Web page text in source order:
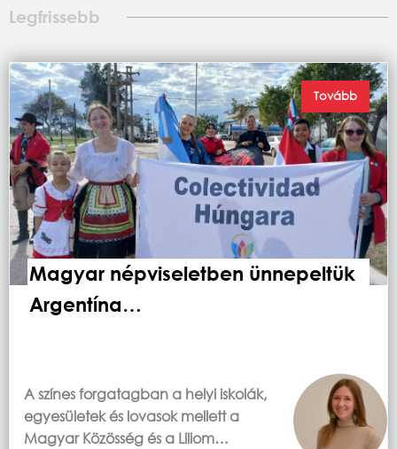
Legfrissebb
Magyar népviseletben ünnepeltük
Argentína…
A színes forgatagban a helyi iskolák,
egyesületek és lovasok mellett a
Magyar Közösség és a Liliom…
Tovább